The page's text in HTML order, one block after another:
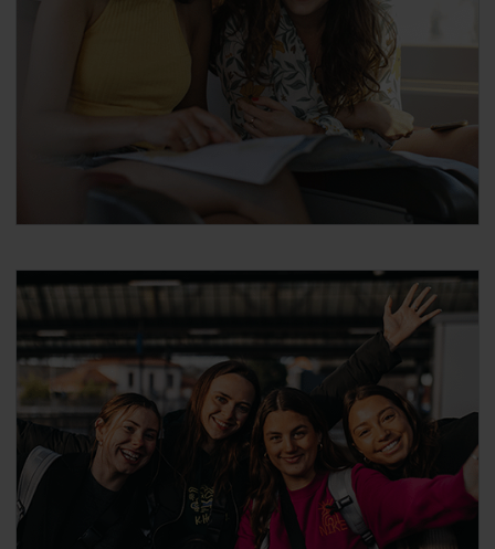
„Rabatt-ID / Rabattgutschein“ kannst du leer
Füge deine Kontaktdaten hinzu.
Lasse das Feld „Zusätzlicher Rabatt“ leer.
Klicke auf „Weiter“ und du gelangst zur Seite
„Buchungsbestätigung“. Überprüfe, ob alle
Angaben korrekt sind, setze ein Häkchen bei
klicke auf „Bestätigen & Buchen“.
Buchungsbestätigung über die E-Mail-Adresse,
die du bei der Reservierung verwendet hast.
Bitte beachte, dass die E-Mail-Bestätigung
nicht dein Ticket ist und dass du die Schritte
in der E-Mail befolgen musst, um dein
tatsächlichesTicket abzuholen.
Weitere Informationen zu Tarifen und Zuschlägen
findest du auf der
Seite „Superfast Ferries“.